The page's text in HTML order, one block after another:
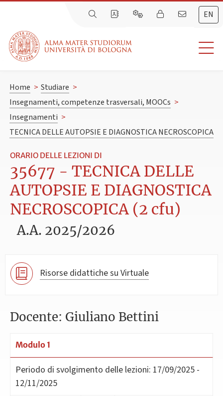
EN
Home > Studiare >
Insegnamenti, competenze trasversali, MOOCs >
Insegnamenti >
TECNICA DELLE AUTOPSIE E DIAGNOSTICA NECROSCOPICA
ORARIO DELLE LEZIONI DI
35677 - TECNICA DELLE
AUTOPSIE E DIAGNOSTICA
NECROSCOPICA (2 cfu)
A.A. 2025/2026
Risorse didattiche su Virtuale
Docente: Giuliano Bettini
Modulo 1
Periodo di svolgimento delle lezioni: 17/09/2025 -
12/11/2025